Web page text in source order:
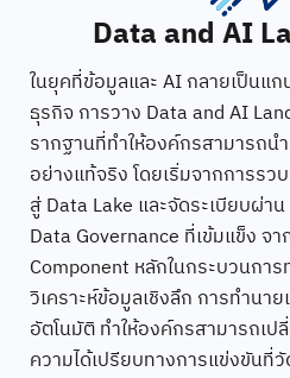
Data and AI
ในยุคที่ข้อมูลและ AI กลายเป็นแ
ธุรกิจ การวาง Data and AI
รากฐานที่ทำให้องค์กรสามารถ
อย่างแท้จริง โดยเริ่มจากการรว
สู่ Data Lake และจัดระเบียบผ่า
Data Governance ที่เข้มแข็ง จ
Component หลักในกระบวนการ
วิเคราะห์ข้อมูลเชิงลึก การทำนา
อัตโนมัติ ทำให้องค์กรสามารถเ
ความได้เปรียบทางการแข่งขันที่